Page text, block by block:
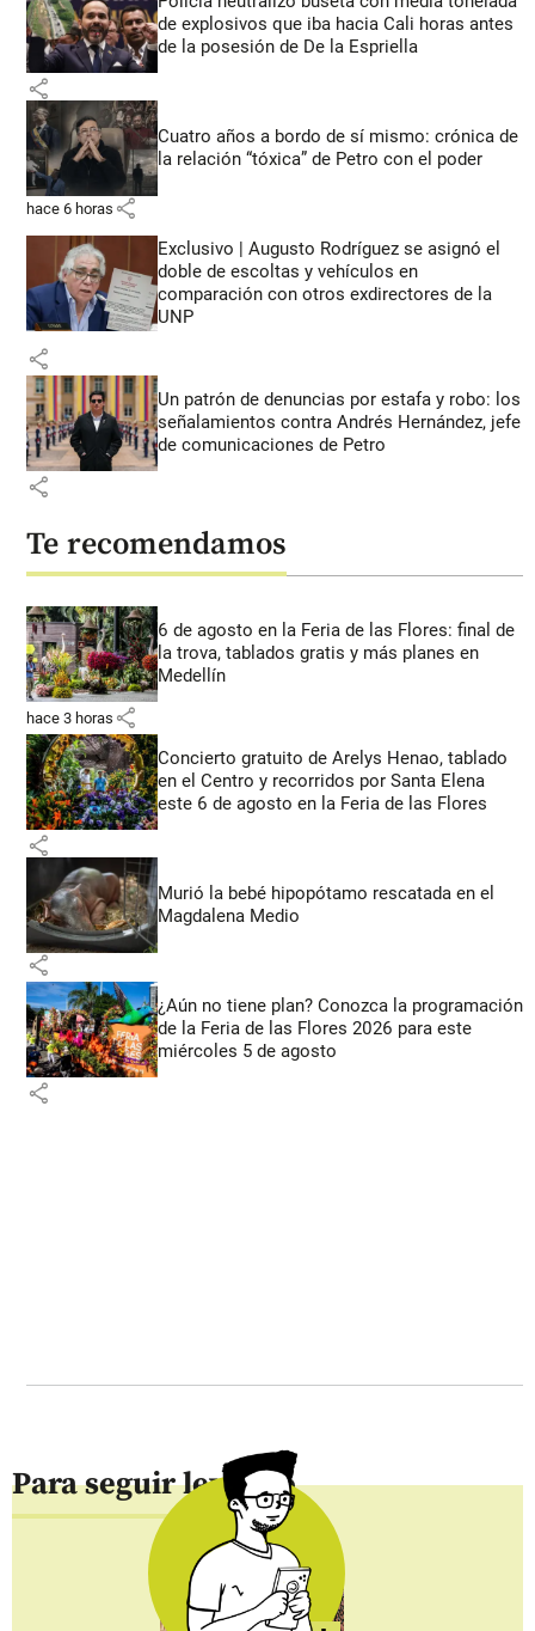
de explosivos que iba hacia Cali horas antes
de la posesión de De la Espriella
share
Cuatro años a bordo de sí mismo: crónica de
la relación “tóxica” de Petro con el poder
hace 6 horas share
Exclusivo | Augusto Rodríguez se asignó el
doble de escoltas y vehículos en
comparación con otros exdirectores de la
UNP
share
Un patrón de denuncias por estafa y robo: los
señalamientos contra Andrés Hernández, jefe
de comunicaciones de Petro
share
Te recomendamos
6 de agosto en la Feria de las Flores: final de
la trova, tablados gratis y más planes en
Medellín
hace 3 horas share
Concierto gratuito de Arelys Henao, tablado
en el Centro y recorridos por Santa Elena
este 6 de agosto en la Feria de las Flores
share
Murió la bebé hipopótamo rescatada en el
Magdalena Medio
share
¿Aún no tiene plan? Conozca la programación
de la Feria de las Flores 2026 para este
miércoles 5 de agosto
share
Para seguir leyendo